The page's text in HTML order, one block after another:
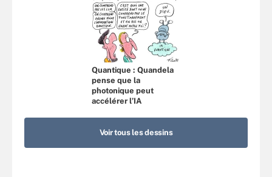
Quantique : Quandela
pense que la
photonique peut
accélérer l’IA
Voir tous les dessins